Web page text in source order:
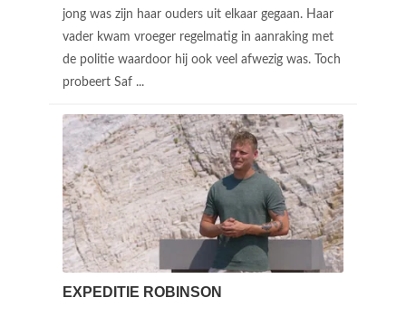
jong was zijn haar ouders uit elkaar gegaan. Haar
vader kwam vroeger regelmatig in aanraking met
de politie waardoor hij ook veel afwezig was. Toch
probeert Saf ...
EXPEDITIE ROBINSON